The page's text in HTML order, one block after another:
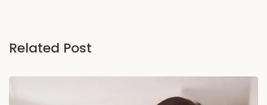
Related Post